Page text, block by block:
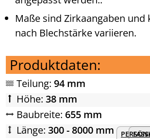
Maße sind Zirkaangaben und
nach Blechstärke variieren.
Produktdaten:
Teilung:94 mm
Höhe:38 mm
Baubreite: 655 mm
Länge:300 - 8000 mm